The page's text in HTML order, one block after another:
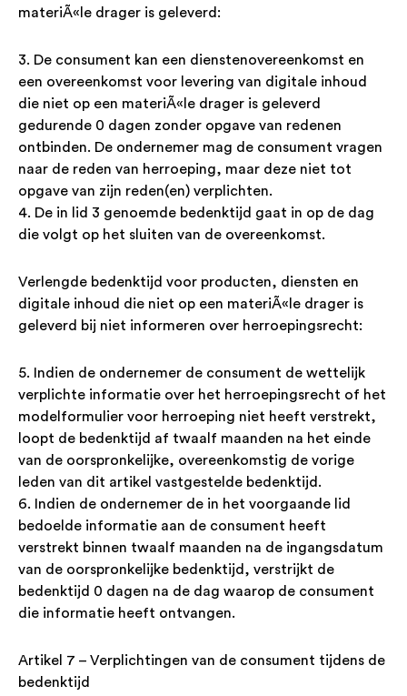
materiÃ«le drager is geleverd:
3. De consument kan een dienstenovereenkomst en
een overeenkomst voor levering van digitale inhoud
die niet op een materiÃ«le drager is geleverd
gedurende 0 dagen zonder opgave van redenen
ontbinden. De ondernemer mag de consument vragen
naar de reden van herroeping, maar deze niet tot
opgave van zijn reden(en) verplichten.
4. De in lid 3 genoemde bedenktijd gaat in op de dag
die volgt op het sluiten van de overeenkomst.
Verlengde bedenktijd voor producten, diensten en
digitale inhoud die niet op een materiÃ«le drager is
geleverd bij niet informeren over herroepingsrecht:
5. Indien de ondernemer de consument de wettelijk
verplichte informatie over het herroepingsrecht of het
modelformulier voor herroeping niet heeft verstrekt,
loopt de bedenktijd af twaalf maanden na het einde
van de oorspronkelijke, overeenkomstig de vorige
leden van dit artikel vastgestelde bedenktijd.
6. Indien de ondernemer de in het voorgaande lid
bedoelde informatie aan de consument heeft
verstrekt binnen twaalf maanden na de ingangsdatum
van de oorspronkelijke bedenktijd, verstrijkt de
bedenktijd 0 dagen na de dag waarop de consument
die informatie heeft ontvangen.
Artikel 7 – Verplichtingen van de consument tijdens de
bedenktijd